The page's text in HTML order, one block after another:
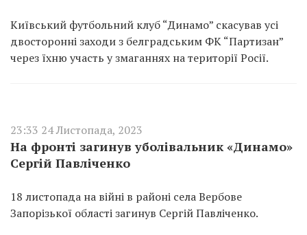
Київський футбольний клуб “Динамо” скасував усі
двосторонні заходи з белградським ФК “Партизан”
через їхню участь у змаганнях на території Росії.
23:33 24 Листопада, 2023
На фронті загинув уболівальник «Динамо»
Сергій Павліченко
18 листопада на війні в районі села Вербове
Запорізької області загинув Сергій Павліченко.